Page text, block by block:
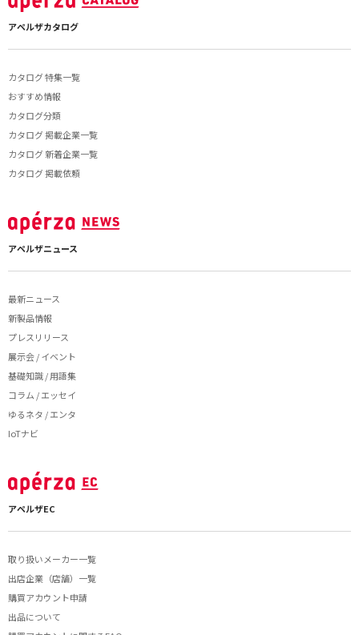
アペルザカタログ
カタログ 特集一覧
おすすめ情報
カタログ分類
カタログ 掲載企業一覧
カタログ 新着企業一覧
カタログ 掲載依頼
アペルザニュース
最新ニュース
新製品情報
プレスリリース
展示会 / イベント
基礎知識 / 用語集
コラム / エッセイ
ゆるネタ / エンタ
IoTナビ
アペルザEC
取り扱いメーカー一覧
出店企業（店舗）一覧
購買アカウント申請
出品について